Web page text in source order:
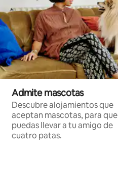
Admite mascotas
Descubre alojamientos que
aceptan mascotas, para que
puedas llevar a tu amigo de
cuatro patas.